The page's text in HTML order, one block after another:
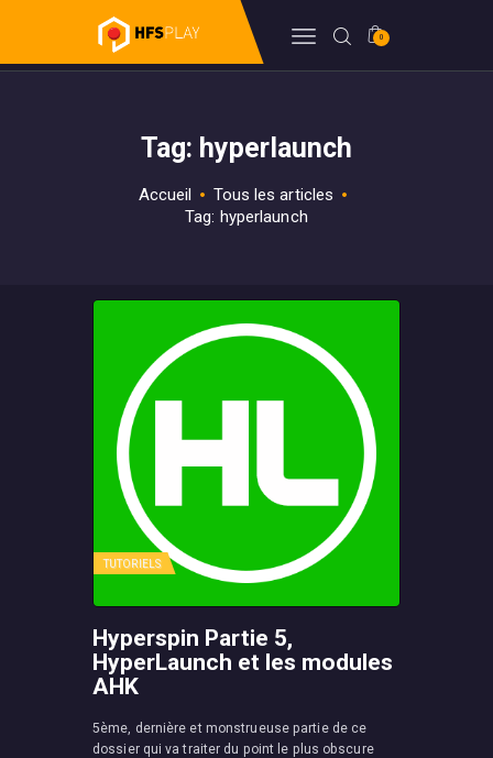
0
Tag: hyperlaunch
Accueil
Tous les articles
Tag: hyperlaunch
HFSPLAY
FORUM
BOUTIQUE
TUTORIELS
Hyperspin Partie 5,
HyperLaunch et les modules
AHK
5ème, dernière et monstrueuse partie de ce
dossier qui va traiter du point le plus obscure